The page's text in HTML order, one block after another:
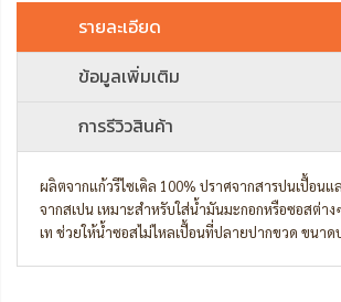
รายละเอียด
ข้อมูลเพิ่มเติม
การรีวิวสินค้า
ผลิตจากแก้วรีไซเคิล 100% ปราศจากสารปนเปื้อนแ
จากสเปน เหมาะสำหรับใส่น้ำมันมะกอกหรือซอสต่า
เท ช่วยให้น้ำซอสไม่ไหลเปื้อนที่ปลายปากขวด ขนาด